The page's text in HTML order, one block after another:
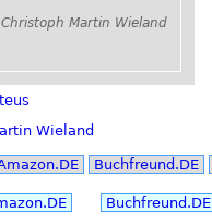
Christoph Martin Wieland
Wieland
Buchfreund.DE
Buchfreund.DE